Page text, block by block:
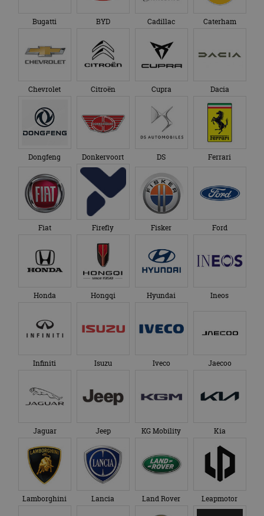
Bugatti BYD Cadillac Caterham
Chevrolet Citroën Cupra Dacia
Dongfeng Donkervoort DS Ferrari
Fiat Firefly Fisker Ford
Honda Hongqi Hyundai Ineos
Infiniti Isuzu Iveco Jaecoo
Jaguar Jeep KG Mobility Kia
Lamborghini Lancia Land Rover Leapmotor
maand
gebruikt door
Google Analytics
advertenties die de
gezien voordat hij de